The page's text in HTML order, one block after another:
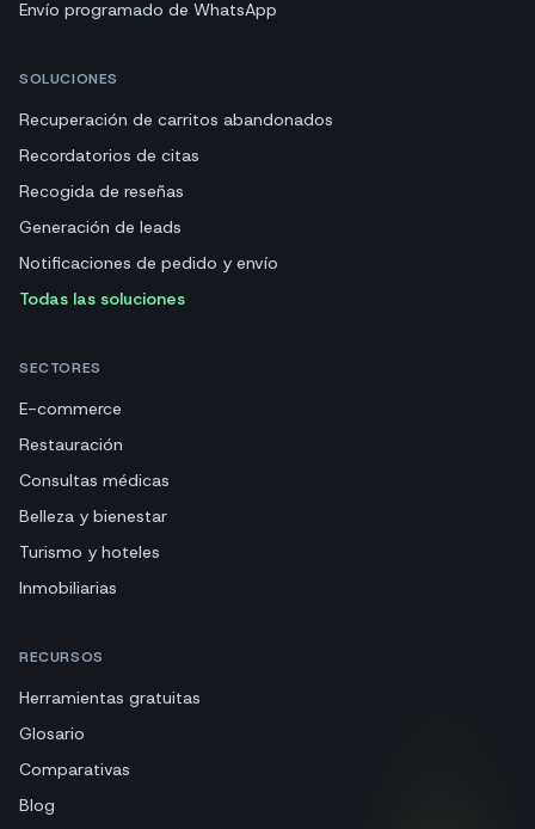
Envío programado de WhatsApp
SOLUCIONES
Recuperación de carritos abandonados
Recordatorios de citas
Recogida de reseñas
Generación de leads
Notificaciones de pedido y envío
Todas las soluciones
SECTORES
E-commerce
Restauración
Consultas médicas
Belleza y bienestar
Turismo y hoteles
Inmobiliarias
RECURSOS
Herramientas gratuitas
Glosario
Comparativas
Blog